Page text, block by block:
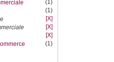
(1)
(1)
[X]
[X]
[X]
(1)